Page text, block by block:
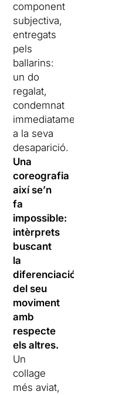
component
subjectiva,
entregats
pels
ballarins:
un do
regalat,
condemnat
immediatament
a la seva
desaparició.
Una
coreografia
així se’n
fa
impossible:
intèrprets
buscant
la
diferenciació
del seu
moviment
amb
respecte
els altres.
Un
collage
més aviat,